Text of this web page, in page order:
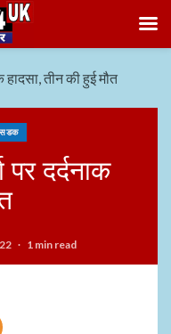
हादसा, तीन की हुई मौत
सडक
दर्दनाक
1 min read